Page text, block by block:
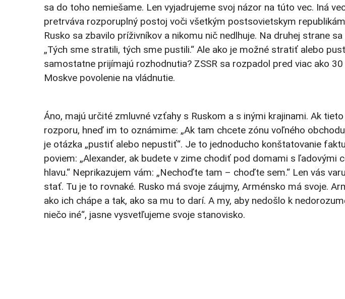
sa do toho nemiešame. Len vyjadrujeme svoj názor na túto vec. Iná
pretrváva rozporuplný postoj voči všetkým postsovietskym
Rusko sa zbavilo príživníkov a nikomu nič nedlhuje. Na druhej strane
„Tých sme stratili, tých sme pustili.“ Ale ako je možné stratiť alebo
samostatne prijímajú rozhodnutia? ZSSR sa rozpadol pred viac ako
Moskve povolenie na vládnutie.
Áno, majú určité zmluvné vzťahy s Ruskom a s inými krajinami. Ak
rozporu, hneď im to oznámime: „Ak tam chcete zónu voľného
je otázka „pustiť alebo nepustiť“. Je to jednoducho konštatovanie
poviem: „Alexander, ak budete v zime chodiť pod domami s ľadovými
hlavu.“ Neprikazujem vám: „Nechoďte tam – choďte sem.“ Len vás
stať. Tu je to rovnaké. Rusko má svoje záujmy, Arménsko má svoje.
ako ich chápe a tak, ako sa mu to darí. A my, aby nedošlo k
niečo iné“, jasne vysvetľujeme svoje stanovisko.